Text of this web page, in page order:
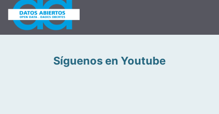
Síguenos en Youtube